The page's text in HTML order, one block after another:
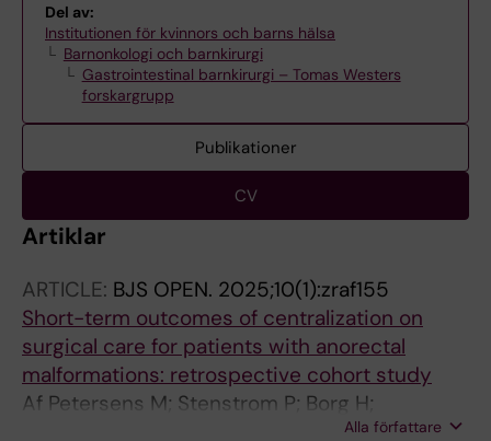
Del av:
Institutionen för kvinnors och barns hälsa
Barnonkologi och barnkirurgi
Gastrointestinal barnkirurgi – Tomas Westers
forskargrupp
Publikationer
CV
Artiklar
ARTICLE: BJS OPEN. 2025;10(1):zraf155
Short-term outcomes of centralization on
surgical care for patients with anorectal
malformations: retrospective cohort study
Af Petersens M; Stenstrom P; Borg H;
Danielson J; Ortqvist L; Gunnarsdottir A;
Alla författare